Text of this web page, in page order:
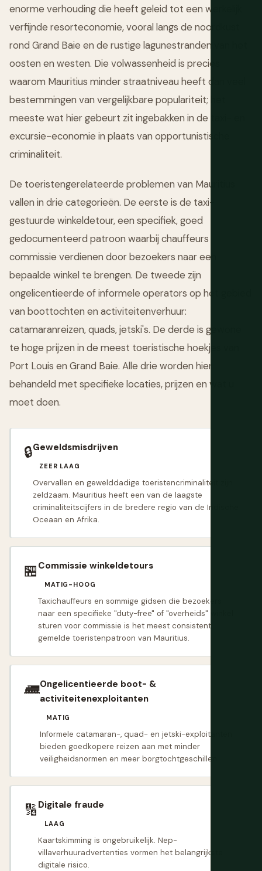
enorme verhouding die heeft geleid tot een werkelijk
verfijnde resorteconomie, vooral langs de noordkust
rond Grand Baie en de rustige lagunestranden van het
oosten en westen. Die volwassenheid is precies
waarom Mauritius minder straatniveau heeft dan veel
bestemmingen van vergelijkbare populariteit; het
meeste wat hier gebeurt zit ingebakken in de taxi- en
excursie-economie in plaats van opportunistische
criminaliteit.
De toeristengerelateerde problemen van Mauritius
vallen in drie categorieën. De eerste is de taxi-
gestuurde winkeldetour, een specifiek, goed
gedocumenteerd patroon waarbij chauffeurs
commissie verdienen door bezoekers naar een
bepaalde winkel te brengen. De tweede zijn
ongelicentieerde of informele operators op het gebied
van boottochten en activiteitenverhuur:
catamaranreizen, quads, jetski's. De derde is gewone
te hoge prijzen in de meest toeristische hoekjes van
Port Louis en Grand Baie. Alle drie worden hier
behandeld met specifieke locaties, prijzen en wat u
moet doen.
🔒Geweldsmisdrijven
ZEER LAAG
Overvallen en gewelddadige toeristencriminaliteit zijn
zeldzaam. Mauritius heeft een van de laagste
criminaliteitscijfers in de bredere regio van de Indische
Oceaan en Afrika.
🏪 Commissie winkeldetours
MATIG-HOOG
Taxichauffeurs en sommige gidsen die bezoekers
naar een specifieke "duty-free" of "overheids" winkel
sturen voor commissie is het meest consistent
gemelde toeristenpatroon van Mauritius.
🛲Ongelicentieerde boot- &
activiteitenexploitanten
MATIG
Informele catamaran-, quad- en jetski-exploitanten
bieden goedkopere reizen aan met minder
veiligheidsnormen en meer borgtochtgeschillen.
🔢 Digitale fraude
LAAG
Kaartskimming is ongebruikelijk. Nep-
villaverhuuradvertenties vormen het belangrijkste
digitale risico.